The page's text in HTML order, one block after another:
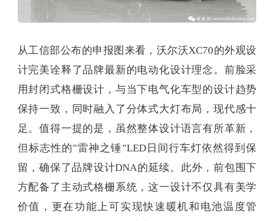
从工信部公布的申报图来看，沃尔沃XC70的外观设
计完美诠释了品牌最新的电动化设计理念。前脸采
用封闭式格栅设计，与当下电气化车型的设计趋势
保持一致，同时融入了分体式大灯布局，现代感十
足。值得一提的是，虽然整体设计语言有所革新，
但标志性的"雷神之锤"LED日间行车灯依然得到保
留，确保了品牌设计DNA的延续。此外，前包围下
方配备了主动式格栅系统，这一设计不仅具有美学
价值，更在功能上可实现快速暖机和电池温度管